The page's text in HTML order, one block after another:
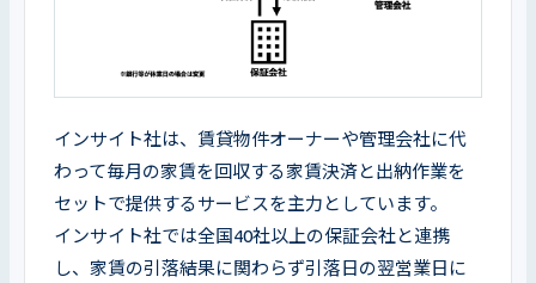
インサイト社は、賃貸物件オーナーや管理会社に代
わって毎月の家賃を回収する家賃決済と出納作業を
セットで提供するサービスを主力としています。
インサイト社では全国40社以上の保証会社と連携
し、家賃の引落結果に関わらず引落日の翌営業日に